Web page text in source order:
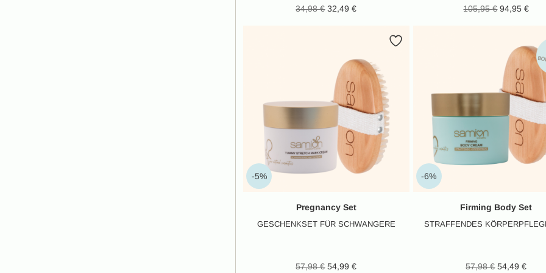
34,98€ Ursprünglicher Preis
32,49€
32,49 €.
105,95€ 94,95€
-5%
Pregnancy Set
GESCHENKSET FÜR SCHWANGERE
57,98€ Ursprünglicher Preis
54,99€
-6%
Firming Body Set
STRAFFENDES
57,98€ 54,49€